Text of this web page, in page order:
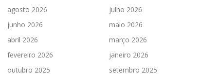
agosto 2026
julho 2026
junho 2026
maio 2026
abril 2026
março 2026
fevereiro 2026
janeiro 2026
outubro 2025
setembro 2025